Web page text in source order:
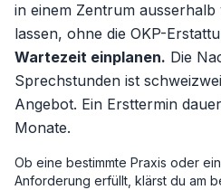
in einem Zentrum
lassen, ohne die OKP-
Wartezeit einplanen. Die
Sprechstunden ist
Angebot. Ein Ersttermin
Monate.
Ob eine bestimmte Praxis oder
Anforderung erfüllt, klärst du am